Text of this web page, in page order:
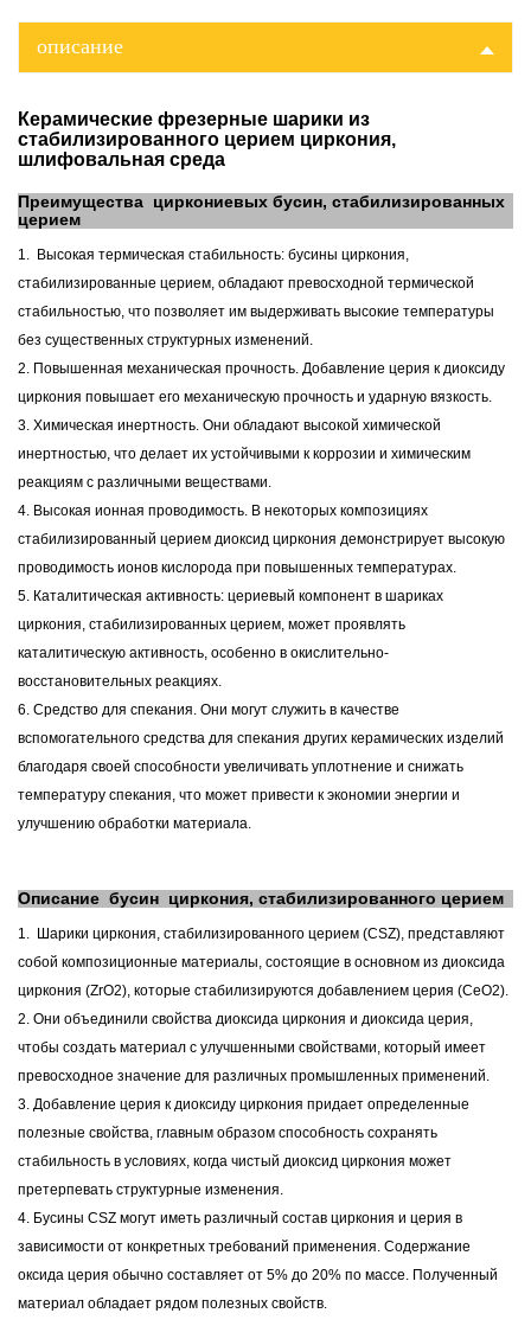
описание
Керамические фрезерные шарики из
стабилизированного церием циркония,
шлифовальная среда
Преимущества циркониевых бусин, стабилизированных
церием
1. Высокая термическая стабильность: бусины циркония,
стабилизированные церием, обладают превосходной термической
стабильностью, что позволяет им выдерживать высокие температуры
без существенных структурных изменений.
2. Повышенная механическая прочность. Добавление церия к диоксиду
циркония повышает его механическую прочность и ударную вязкость.
3. Химическая инертность. Они обладают высокой химической
инертностью, что делает их устойчивыми к коррозии и химическим
реакциям с различными веществами.
4. Высокая ионная проводимость. В некоторых композициях
стабилизированный церием диоксид циркония демонстрирует высокую
проводимость ионов кислорода при повышенных температурах.
5. Каталитическая активность: цериевый компонент в шариках
циркония, стабилизированных церием, может проявлять
каталитическую активность, особенно в окислительно-
восстановительных реакциях.
6. Средство для спекания. Они могут служить в качестве
вспомогательного средства для спекания других керамических изделий
благодаря своей способности увеличивать уплотнение и снижать
температуру спекания, что может привести к экономии энергии и
улучшению обработки материала.
Описание бусин циркония, стабилизированного церием
1. Шарики циркония, стабилизированного церием (CSZ), представляют
собой композиционные материалы, состоящие в основном из диоксида
циркония (ZrO2), которые стабилизируются добавлением церия (CeO2).
2. Они объединили свойства диоксида циркония и диоксида церия,
чтобы создать материал с улучшенными свойствами, который имеет
превосходное значение для различных промышленных применений.
3. Добавление церия к диоксиду циркония придает определенные
полезные свойства, главным образом способность сохранять
стабильность в условиях, когда чистый диоксид циркония может
претерпевать структурные изменения.
4. Бусины CSZ могут иметь различный состав циркония и церия в
зависимости от конкретных требований применения. Содержание
оксида церия обычно составляет от 5% до 20% по массе. Полученный
материал обладает рядом полезных свойств.